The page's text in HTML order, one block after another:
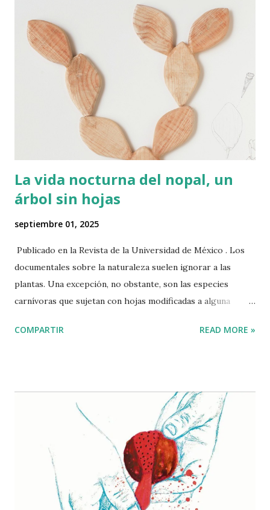
La vida nocturna del nopal, un
árbol sin hojas
septiembre 01, 2025
Publicado en la Revista de la Universidad de México . Los
documentales sobre la naturaleza suelen ignorar a las
plantas. Una excepción, no obstante, son las especies
carnívoras que sujetan con hojas modificadas a alguna
fama. Por su parte, en las películas, la vegetación también
ser escenografía. Vienen a la mente, por ejemplo, esos
paisajes de nopales y magueyes de las películas mexicanas
con temática rural producidas a mediados del siglo XX.
Pero la presencia de estas plantas no se limita al cine
nacional, también aparecen en filmes situados en la región
mediterránea de Europa y África: desde Il gattopardo (1963)
hasta Le grand bleu (1988), Faraway (2023) y la segunda
COMPARTIR READ MORE »